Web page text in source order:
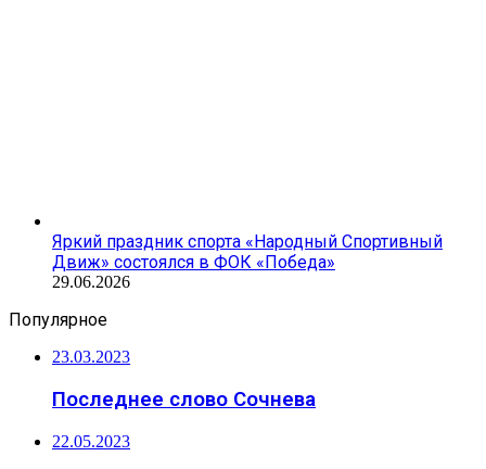
Яркий праздник спорта «Народный Спортивный
Движ» состоялся в ФОК «Победа»
29.06.2026
Популярное
23.03.2023
Последнее слово Сочнева
22.05.2023